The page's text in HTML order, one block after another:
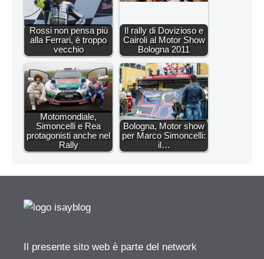
Rossi non pensa più
alla Ferrari, è troppo
vecchio
Il rally di Dovizioso e
Cairoli al Motor Show
Bologna 2011
Motomondiale,
Simoncelli e Rea
protagonisti anche nel
Rally
Bologna, Motor show
per Marco Simoncelli:
il…
Il presente sito web è parte del network